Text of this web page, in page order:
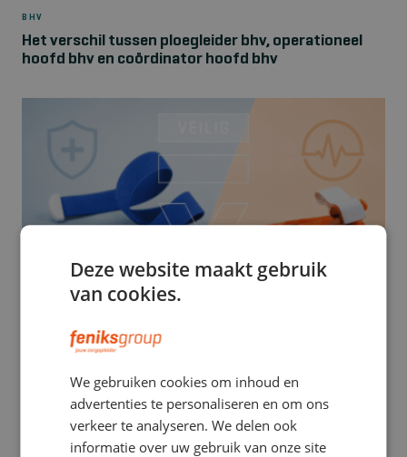
BHV
Het verschil tussen ploegleider bhv, operationeel
hoofd bhv en coördinator hoofd bhv
Stuwband versus tourniquet: een verwarrend
verschil met mogelijk ernstige gevolgen
Deze website maakt gebruik
van cookies.
We gebruiken cookies om inhoud en
advertenties te personaliseren en om ons
verkeer te analyseren. We delen ook
informatie over uw gebruik van onze site